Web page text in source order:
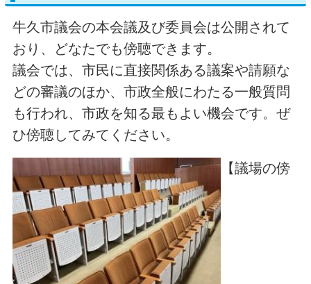
牛久市議会の本会議及び委員会は公開されて
おり、どなたでも傍聴できます。
議会では、市民に直接関係ある議案や請願な
どの審議のほか、市政全般にわたる一般質問
も行われ、市政を知る最もよい機会です。ぜ
ひ傍聴してみてください。
【議場の傍